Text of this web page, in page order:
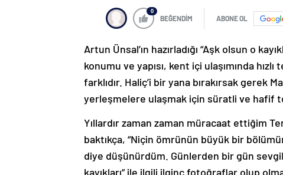
0
BEĞENDİM ABONE OL
Artun Ünsal’ın hazırladığı “Aşk olsun o
konumu ve yapısı, kent içi ulaşımında
farklıdır. Haliç’i bir yana bırakırsak gerek
yerleşmelere ulaşmak için süratli ve hafif
Yıllardır zaman zaman müracaat ettiğim
baktıkça, “Niçin ömrünün büyük bir
diye düşünürdüm. Günlerden bir gün
kayıkları” ile ilgili ilginç fotoğraflar olup